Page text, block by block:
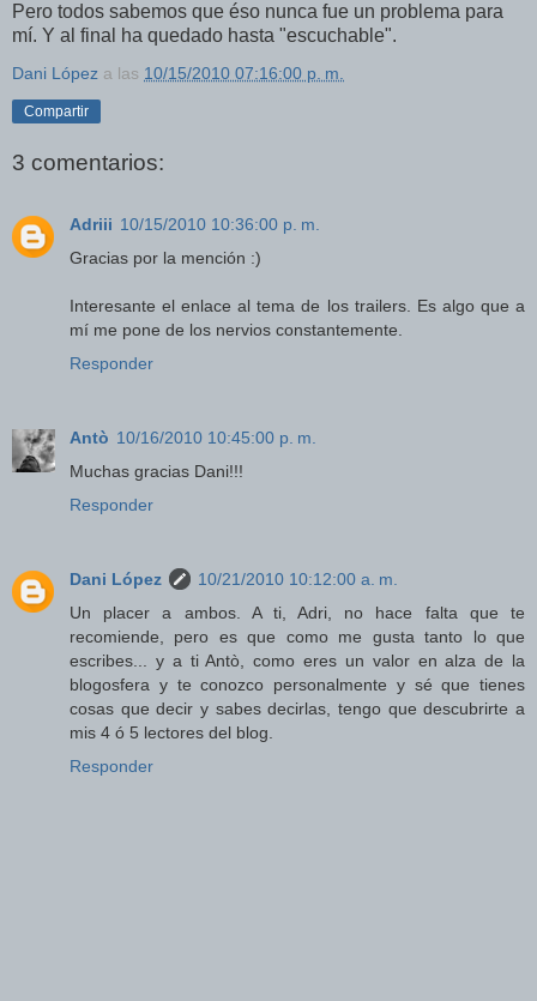
Pero todos sabemos que éso nunca fue un problema para
mí. Y al final ha quedado hasta "escuchable".
Dani López a las 10/15/2010 07:16:00 p. m.
Compartir
3 comentarios:
Adriii 10/15/2010 10:36:00 p. m.
Gracias por la mención :)
Interesante el enlace al tema de los trailers. Es algo que a
mí me pone de los nervios constantemente.
Responder
Antò 10/16/2010 10:45:00 p. m.
Muchas gracias Dani!!!
Responder
Dani López
10/21/2010 10:12:00 a. m.
Un placer a ambos. A ti, Adri, no hace falta que te
recomiende, pero es que como me gusta tanto lo que
escribes... y a ti Antò, como eres un valor en alza de la
blogosfera y te conozco personalmente y sé que tienes
cosas que decir y sabes decirlas, tengo que descubrirte a
mis 4 ó 5 lectores del blog.
Responder